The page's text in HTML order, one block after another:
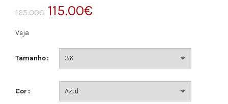
165.00€ O
original
era:
165.00€.
115.00€O
atual
é:
Veja
Tamanho
Cor